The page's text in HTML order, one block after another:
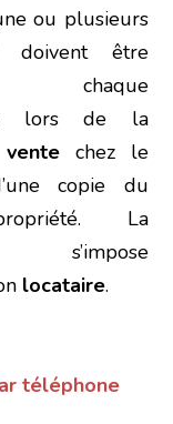
ou plusieurs
doivent être
chaque
lors de la
chez le
copie du
La
s’impose
locataire.
téléphone